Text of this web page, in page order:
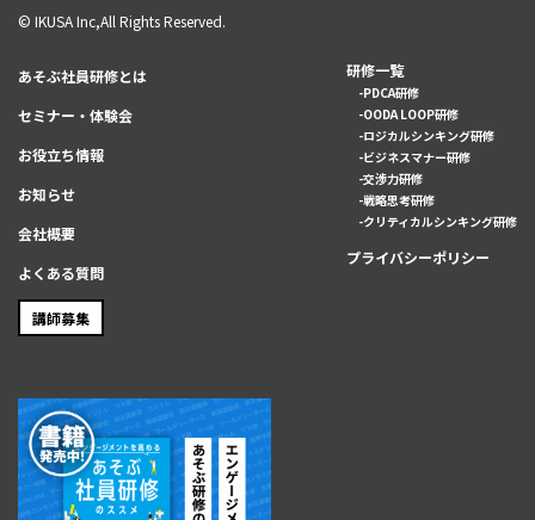
© IKUSA Inc,All Rights Reserved.
あそぶ社員研修とは
セミナー・体験会
お役立ち情報
お知らせ
会社概要
よくある質問
講師募集
研修一覧
PDCA研修
OODA LOOP研修
ロジカルシンキング研修
ビジネスマナー研修
交渉力研修
戦略思考研修
クリティカルシンキング研修
プライバシーポリシー